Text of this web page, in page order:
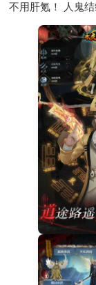
不用肝氪！ 人鬼